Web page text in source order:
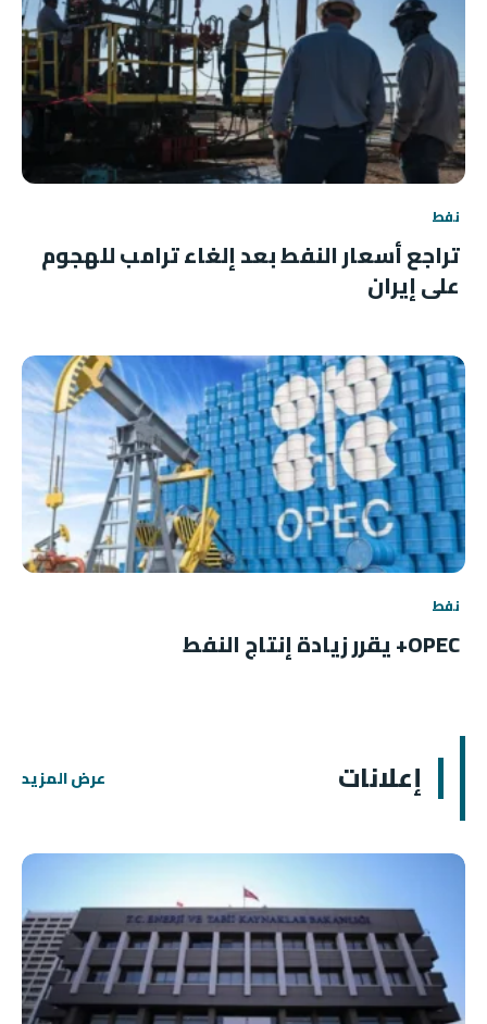
نفط
تراجع أسعار النفط بعد إلغاء ترامب للهجوم
على إيران
نفط
OPEC+ يقرر زيادة إنتاج النفط
إعلانات عرض المزيد